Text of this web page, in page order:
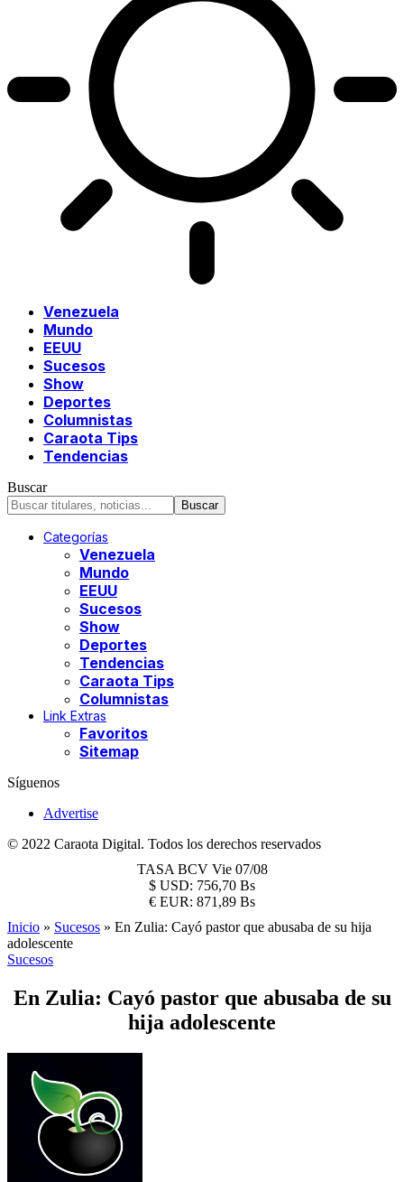
Venezuela
Mundo
EEUU
Sucesos
Show
Deportes
Columnistas
Caraota Tips
Tendencias
Buscar
Categorías
Venezuela
Mundo
EEUU
Sucesos
Show
Deportes
Tendencias
Caraota Tips
Columnistas
Link Extras
Favoritos
Sitemap
Síguenos
Advertise
© 2022 Caraota Digital. Todos los derechos reservados
TASA BCV Vie 07/08
$ USD: 756,70 Bs
€ EUR: 871,89 Bs
Inicio » Sucesos » En Zulia: Cayó pastor que abusaba de su hija
adolescente
Sucesos
En Zulia: Cayó pastor que abusaba de su
hija adolescente